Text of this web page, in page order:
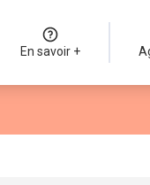
En savoir +